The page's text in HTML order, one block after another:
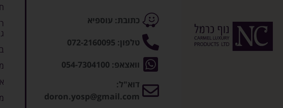
כתובת: עוספיא
טלפון: 072-2160095
וואצאפ: 054-7304100
דוא"ל:
doron.yosp@gmail.com